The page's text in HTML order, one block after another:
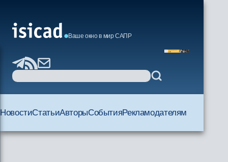
Ваше окно в мир САПР
НовостиСтатьиАвторыСобытияРекламодателям